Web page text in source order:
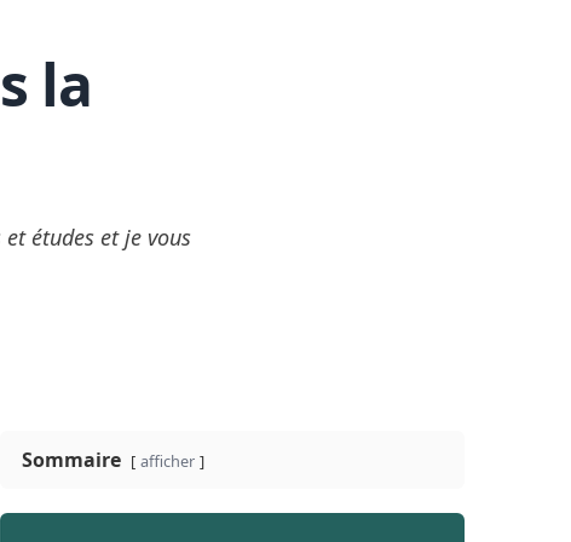
la
études et je vous
Sommaire afficher